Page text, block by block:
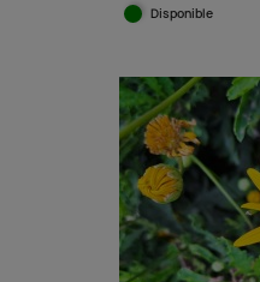
Disponible